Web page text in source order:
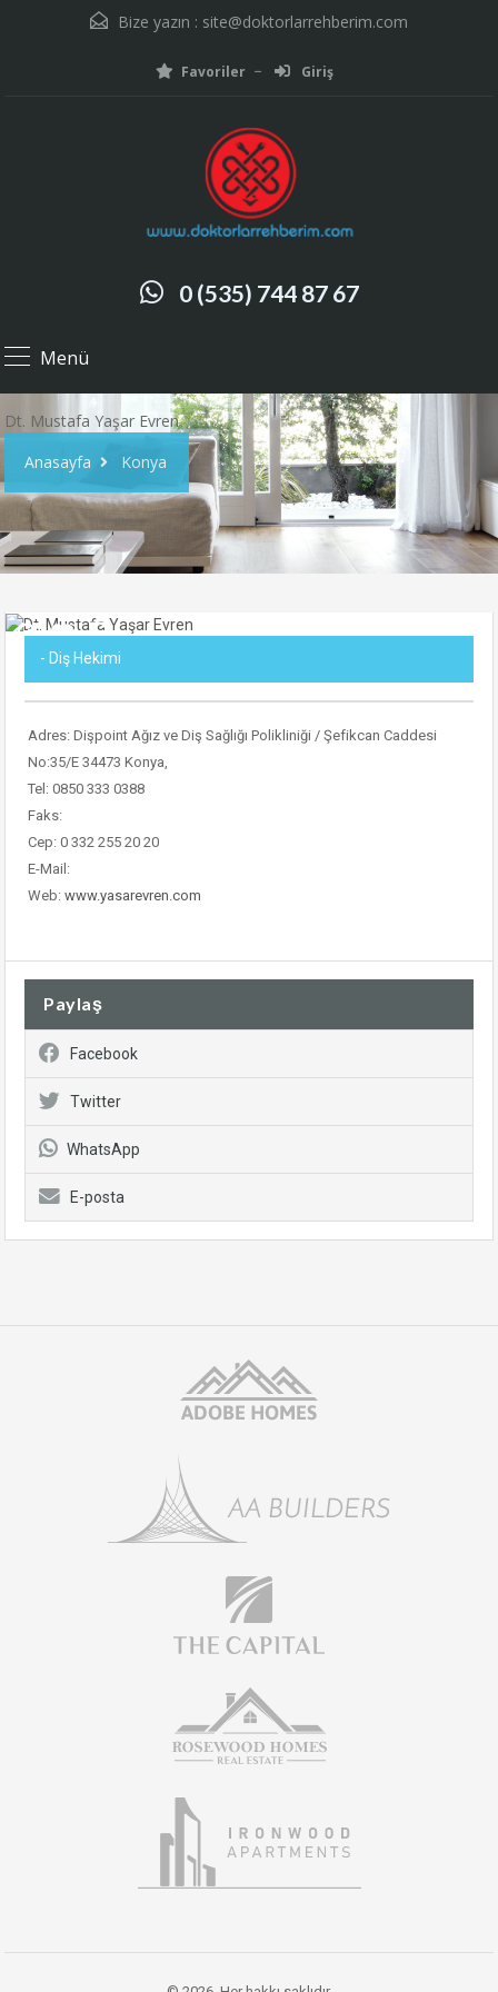
Bize yazın : site@doktorlarrehberim.com
Favoriler Giriş
0 (535) 744 87 67
Menü
Dt. Mustafa Yaşar Evren
Anasayfa
Konya
- Diş Hekimi
Adres: Dişpoint Ağız ve Diş Sağlığı Polikliniği / Şefikcan Caddesi
No:35/E 34473 Konya,
Tel: 0850 333 0388
Faks:
Cep: 0 332 255 20 20
E-Mail:
Web: www.yasarevren.com
Paylaş
Facebook
Twitter
WhatsApp
E-posta